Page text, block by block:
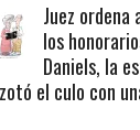
Juez ordena
los
Daniels, la
el culo con